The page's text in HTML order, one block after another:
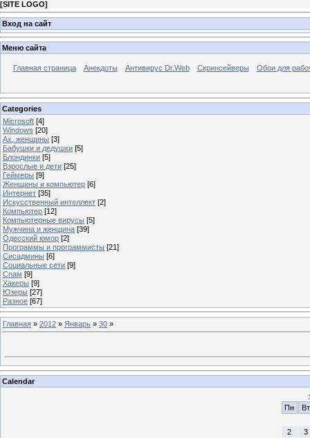
[SITE LOGO]
Вход на сайт
Меню сайта
Главная страница Анекдоты Антивирус Dr.Web Скринсейверы Обои для
Categories
Microsoft [4]
Windows [20]
Ах, женщины [3]
Бабушки и дедушки [5]
Блондинки [5]
Взрослые и дети [25]
Геймеры [9]
Женщины и компьютер [6]
Интернет [35]
Искусственный интеллект [2]
Компьютер [12]
Компьютерные вирусы [5]
Мужчина и женщина [39]
Одесский юмор [2]
Программы и программисты [21]
Сисадмины [6]
Социальные сети [9]
Спам [9]
Хакеры [9]
Юзеры [27]
Разное [67]
Главная » 2012 » Январь » 30 »
Calendar
Пн
Вт
2
3